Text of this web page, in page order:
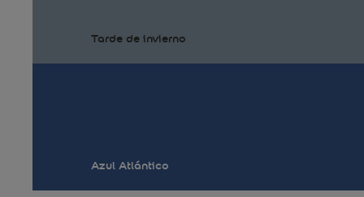
Tarde de invierno
Azul Atlántico